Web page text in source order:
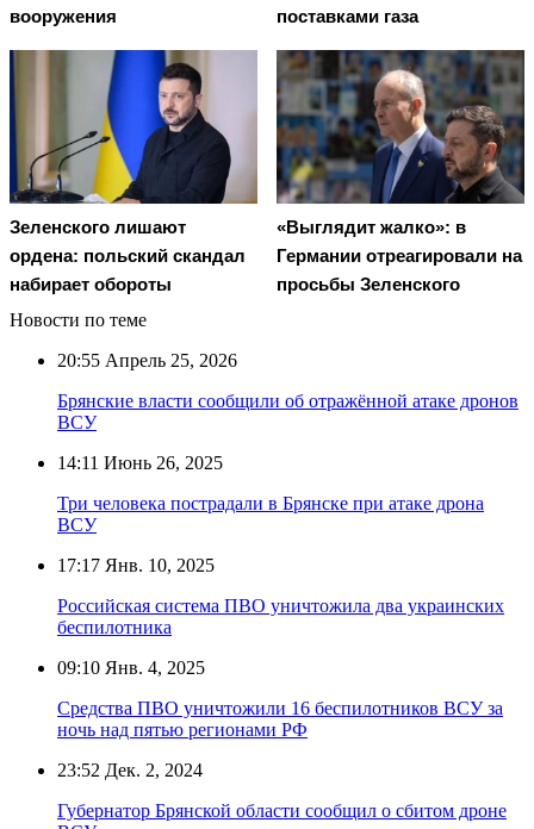
вооружения
поставками газа
Зеленского лишают
ордена: польский скандал
набирает обороты
«Выглядит жалко»: в
Германии отреагировали на
просьбы Зеленского
Новости по теме
20:55 Апрель 25, 2026
Брянские власти сообщили об отражённой атаке дронов
ВСУ
14:11 Июнь 26, 2025
Три человека пострадали в Брянске при атаке дрона
ВСУ
17:17 Янв. 10, 2025
Российская система ПВО уничтожила два украинских
беспилотника
09:10 Янв. 4, 2025
Средства ПВО уничтожили 16 беспилотников ВСУ за
ночь над пятью регионами РФ
23:52 Дек. 2, 2024
Губернатор Брянской области сообщил о сбитом дроне